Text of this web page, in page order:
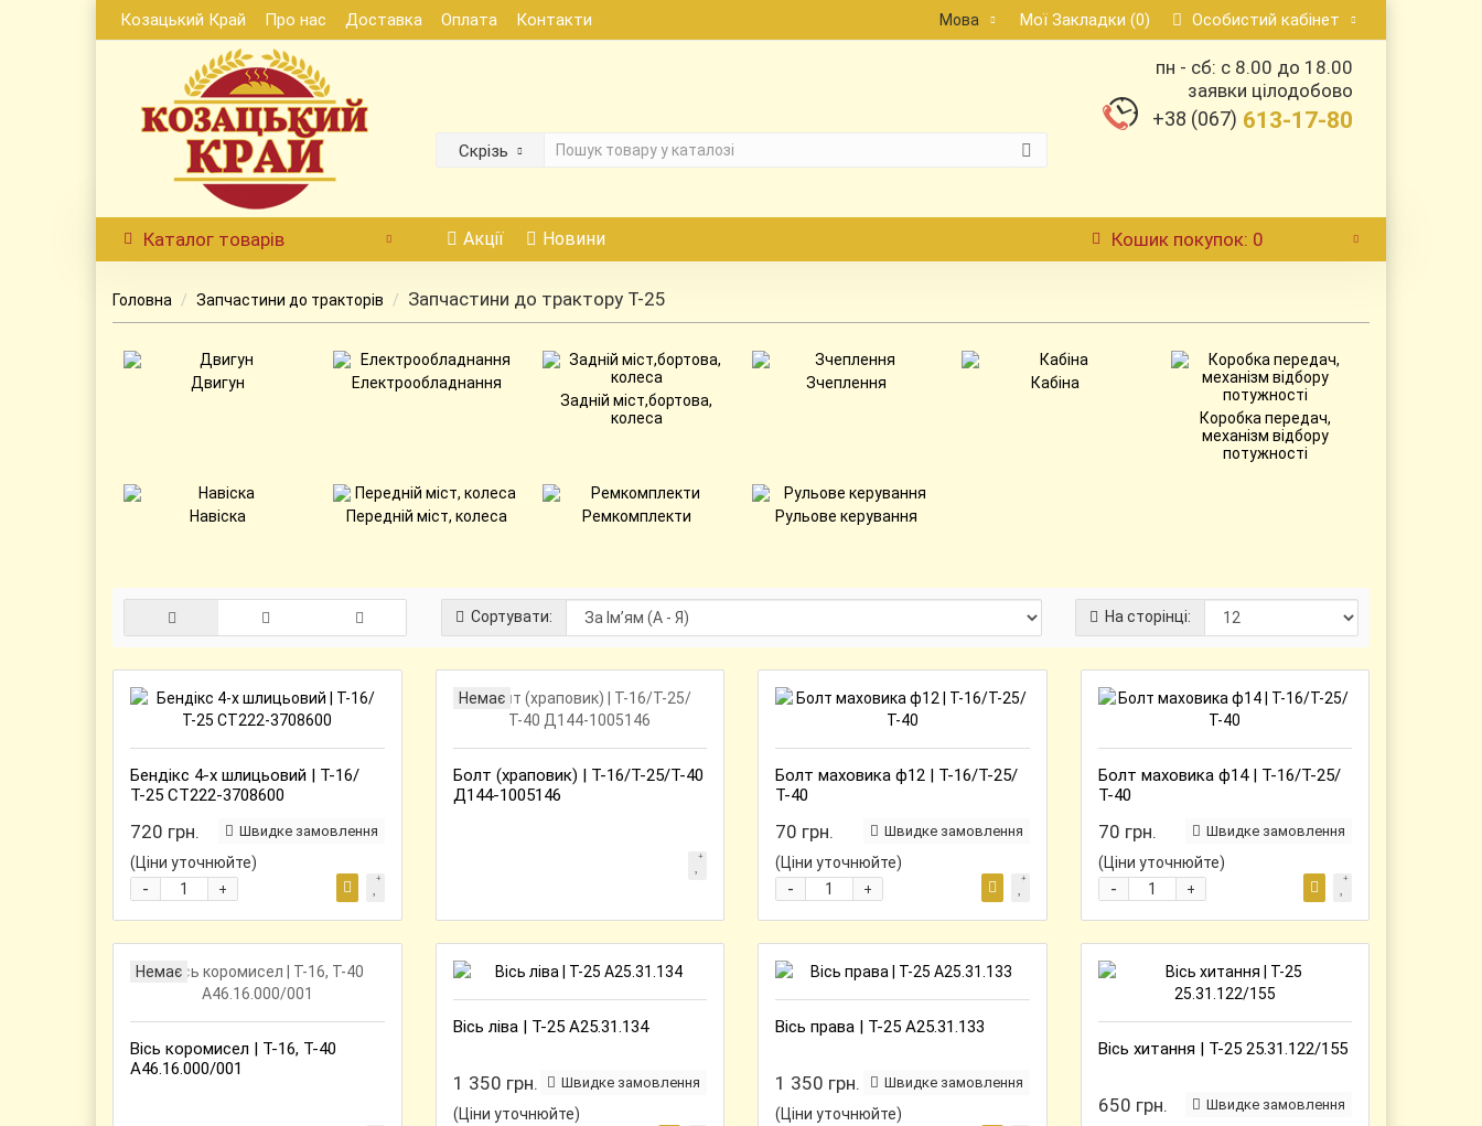
Козацький Край Про нас Доставка Оплата Контакти Мова Мої Закладки (0) Особистий кабінет
Скрізь
пн - сб: с 8.00 до 18.00
заявки цілодобово
+38 (067) 613-17-80
Каталог товарів Акції Новини Кошикпокупок: 0
Головна Запчастини до тракторів Запчастини до трактору Т-25
Двигун
Електрообладнання
Задній міст,бортова,
колеса
Зчеплення
Кабіна
Коробка передач,
механізм відбору
потужності
Навіска Передній міст, колеса Ремкомплекти Рульове керування
Сортувати: На сторінці:
Бендікс 4-х шлицьовий | Т-16/
Т-25 СТ222-3708600
720 грн.
(Ціни уточнюйте)
+
-
Швидке замовлення
Немає
Болт (храповик) | Т-16/Т-25/Т-40
Д144-1005146
Болт маховика ф12 | Т-16/Т-25/
Т-40
70 грн.
(Ціни уточнюйте)
+
-
Швидке замовлення
Болт маховика ф14 | Т-16/Т-25/
Т-40
70 грн.
(Ціни уточнюйте)
+
-
Швидке замовлення
Немає
Вісь коромисел | Т-16, Т-40
А46.16.000/001
Вісь ліва | Т-25 А25.31.134
1 350 грн.
(Ціни уточнюйте)
Швидке замовлення
Вісь права | Т-25 А25.31.133
1 350 грн.
(Ціни уточнюйте)
Швидке замовлення
Вісь хитання | Т-25 25.31.122/155
650 грн. Швидке замовлення